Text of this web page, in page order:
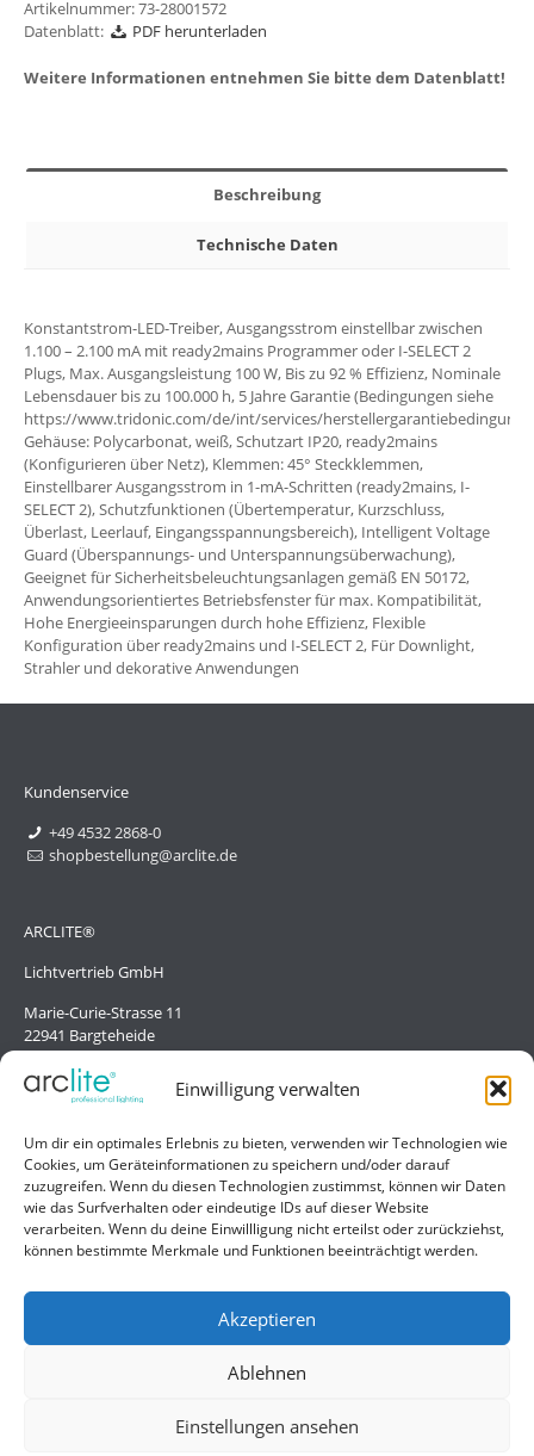
Einwilligung verwalten
Um dir ein optimales Erlebnis zu bieten, verwenden wir Technologien wie
Cookies, um Geräteinformationen zu speichern und/oder darauf
zuzugreifen. Wenn du diesen Technologien zustimmst, können wir Daten
wie das Surfverhalten oder eindeutige IDs auf dieser Website
verarbeiten. Wenn du deine Einwillligung nicht erteilst oder zurückziehst,
können bestimmte Merkmale und Funktionen beeinträchtigt werden.
Akzeptieren
Ablehnen
Einstellungen ansehen
Artikelnummer:73-28001572
Datenblatt:
PDF herunterladen
Weitere Informationen entnehmen Sie bitte dem Datenblatt!
Beschreibung
Technische Daten
Konstantstrom-LED-Treiber, Ausgangsstrom einstellbar zwischen
1.100 – 2.100 mA mit ready2mains Programmer oder I-SELECT 2
Plugs, Max. Ausgangsleistung 100 W, Bis zu 92 % Effizienz, Nominale
Lebensdauer bis zu 100.000 h, 5 Jahre Garantie (Bedingungen siehe
https://www.tridonic.com/de/int/services/
Gehäuse: Polycarbonat, weiß, Schutzart IP20, ready2mains
(Konfigurieren über Netz), Klemmen: 45° Steckklemmen,
Einstellbarer Ausgangsstrom in 1-mA-Schritten (ready2mains, I-
SELECT 2), Schutzfunktionen (Übertemperatur, Kurzschluss,
Überlast, Leerlauf, Eingangsspannungsbereich), Intelligent Voltage
Guard (Überspannungs- und Unterspannungsüberwachung),
Geeignet für Sicherheitsbeleuchtungsanlagen gemäß EN 50172,
Anwendungsorientiertes Betriebsfenster für max. Kompatibilität,
Hohe Energieeinsparungen durch hohe Effizienz, Flexible
Konfiguration über ready2mains und I-SELECT 2, Für Downlight,
Strahler und dekorative Anwendungen
Kundenservice
+49 4532 2868-0
shopbestellung@arclite.de
ARCLITE®
Lichtvertrieb GmbH
Marie-Curie-Strasse 11
22941 Bargteheide
Deutschland/Germany
Hilfe
Liefer- und Zahlungsbedingungen
Kontakt